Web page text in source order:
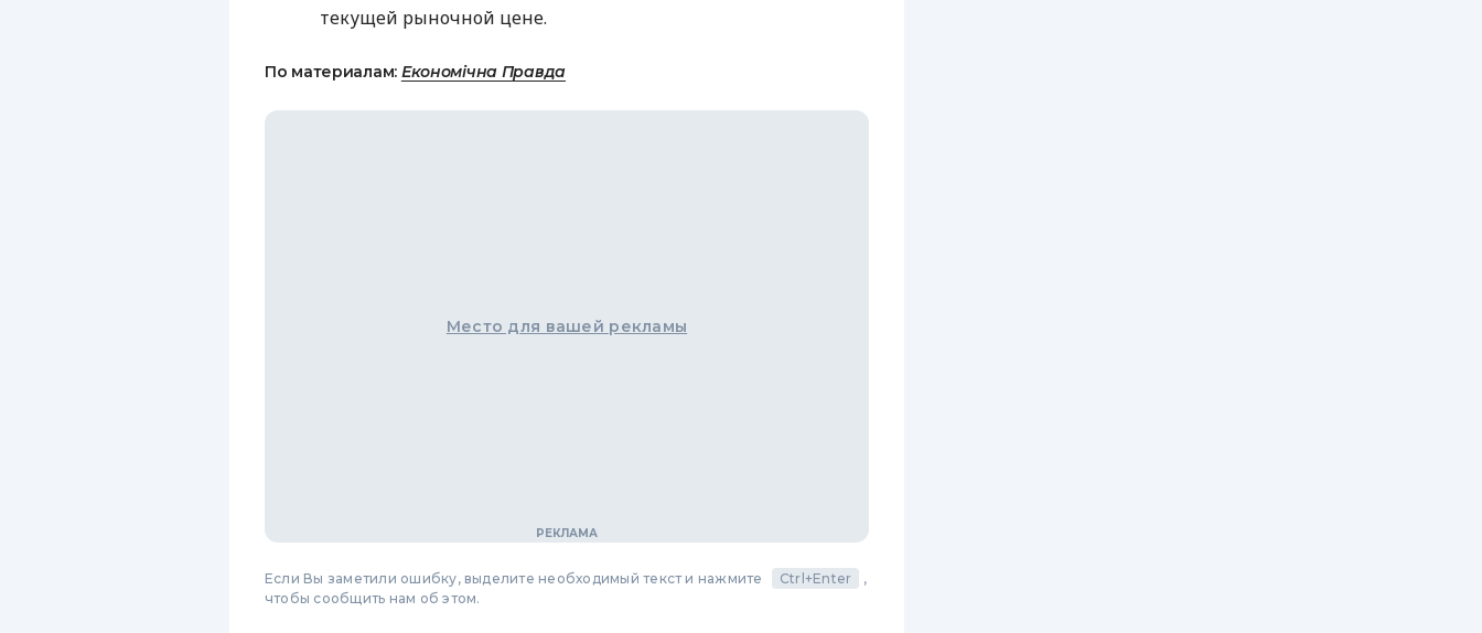
текущей рыночной цене.
По материалам: Економічна Правда
Место для вашей рекламы
Если Вы заметили ошибку, выделите необходимый текст и нажмите Ctrl+Enter
,
чтобы сообщить нам об этом.